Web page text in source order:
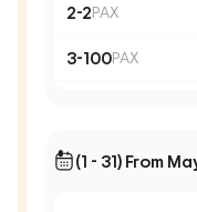
2-2PAX
3-100PAX
(1 - 31) From